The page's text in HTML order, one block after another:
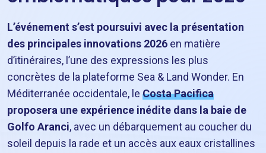
L’événement s’est poursuivi avec la présentation
des principales innovations 2026 en matière
d’itinéraires, l’une des expressions les plus
concrètes de la plateforme Sea & Land Wonder. En
Méditerranée occidentale, le Costa Pacifica
proposera une expérience inédite dans la baie de
Golfo Aranci, avec un débarquement au coucher du
soleil depuis la rade et un accès aux eaux cristallines